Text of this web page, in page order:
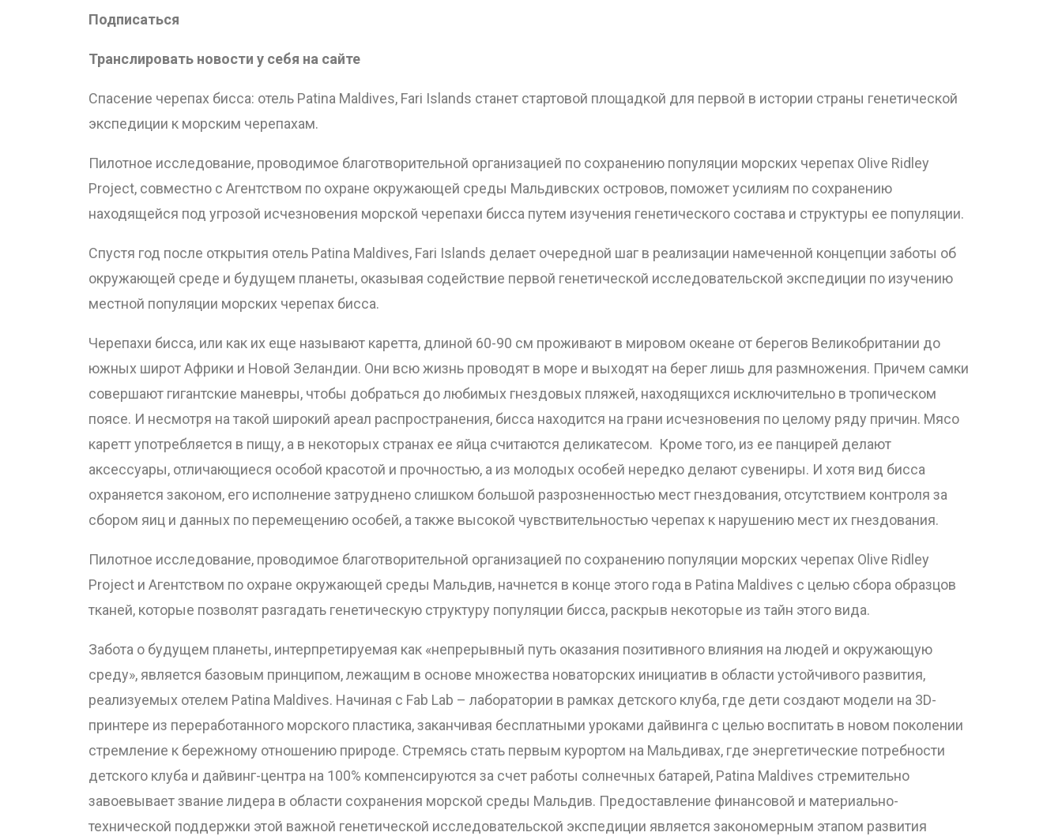
Подписаться
Транслировать новости у себя на сайте
Спасение черепах бисса: отель Patina Maldives, Fari Islands станет стартовой площадкой для первой в истории страны генетической
экспедиции к морским черепахам.
Пилотное исследование, проводимое благотворительной организацией по сохранению популяции морских черепах Olive Ridley
Project, совместно с Агентством по охране окружающей среды Мальдивских островов, поможет усилиям по сохранению
находящейся под угрозой исчезновения морской черепахи бисса путем изучения генетического состава и структуры ее популяции.
Спустя год после открытия отель Patina Maldives, Fari Islands делает очередной шаг в реализации намеченной концепции заботы об
окружающей среде и будущем планеты, оказывая содействие первой генетической исследовательской экспедиции по изучению
местной популяции морских черепах бисса.
Черепахи бисса, или как их еще называют каретта, длиной 60-90 см проживают в мировом океане от берегов Великобритании до
южных широт Африки и Новой Зеландии. Они всю жизнь проводят в море и выходят на берег лишь для размножения. Причем самки
совершают гигантские маневры, чтобы добраться до любимых гнездовых пляжей, находящихся исключительно в тропическом
поясе. И несмотря на такой широкий ареал распространения, бисса находится на грани исчезновения по целому ряду причин. Мясо
каретт употребляется в пищу, а в некоторых странах ее яйца считаются деликатесом. Кроме того, из ее панцирей делают
аксессуары, отличающиеся особой красотой и прочностью, а из молодых особей нередко делают сувениры. И хотя вид бисса
охраняется законом, его исполнение затруднено слишком большой разрозненностью мест гнездования, отсутствием контроля за
сбором яиц и данных по перемещению особей, а также высокой чувствительностью черепах к нарушению мест их гнездования.
Пилотное исследование, проводимое благотворительной организацией по сохранению популяции морских черепах Olive Ridley
Project и Агентством по охране окружающей среды Мальдив, начнется в конце этого года в Patina Maldives с целью сбора образцов
тканей, которые позволят разгадать генетическую структуру популяции бисса, раскрыв некоторые из тайн этого вида.
Забота о будущем планеты, интерпретируемая как «непрерывный путь оказания позитивного влияния на людей и окружающую
среду», является базовым принципом, лежащим в основе множества новаторских инициатив в области устойчивого развития,
реализуемых отелем Patina Maldives. Начиная с Fab Lab – лаборатории в рамках детского клуба, где дети создают модели на 3D-
принтере из переработанного морского пластика, заканчивая бесплатными уроками дайвинга с целью воспитать в новом поколении
стремление к бережному отношению природе. Стремясь стать первым курортом на Мальдивах, где энергетические потребности
детского клуба и дайвинг-центра на 100% компенсируются за счет работы солнечных батарей, Patina Maldives стремительно
завоевывает звание лидера в области сохранения морской среды Мальдив. Предоставление финансовой и материально-
технической поддержки этой важной генетической исследовательской экспедиции является закономерным этапом развития
ОТПРАВИТЬ